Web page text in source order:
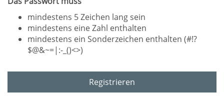
mindestens 5 Zeichen lang sein
mindestens eine Zahl enthalten
mindestens ein Sonderzeichen enthalten (#!?
$@&~=|:-_()<>)
Registrieren